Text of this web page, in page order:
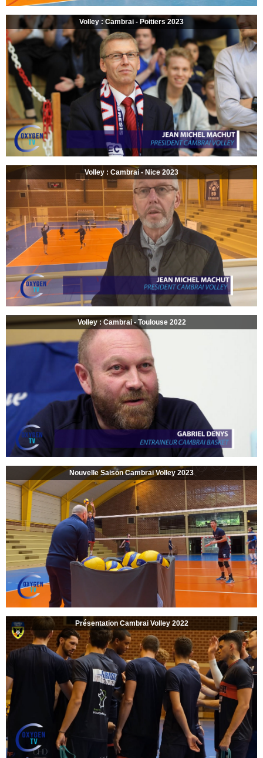
Volley : Cambrai - Poitiers 2023
Volley : Cambrai - Nice 2023
Volley : Cambrai - Toulouse 2022
Nouvelle Saison Cambrai Volley 2023
Présentation Cambrai Volley 2022